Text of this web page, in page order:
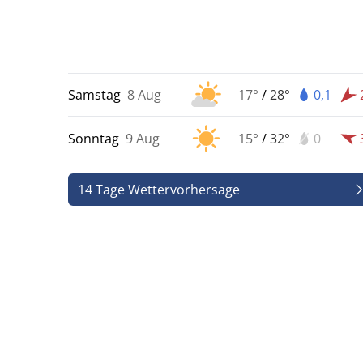
Samstag 8 Aug 17° /28° 0,1
Sonntag 9 Aug 15° /32° 0
14 Tage Wettervorhersage